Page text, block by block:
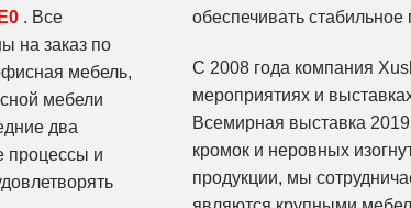
E0 . Все
на заказ по
мебель,
мебели
два
процессы и
обеспечивать
С 2008 года компания
мероприятиях и
Всемирная выставка
кромок и неровных
продукции, мы